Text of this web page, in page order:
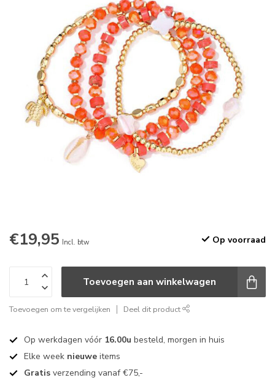
€19,95 Incl. btw Op voorraad
Toevoegen aan winkelwagen
Toevoegen om te vergelijken Deel dit product
Op werkdagen vóór 16.00u besteld, morgen in huis
Elke week nieuwe items
Gratis verzending vanaf €75,-